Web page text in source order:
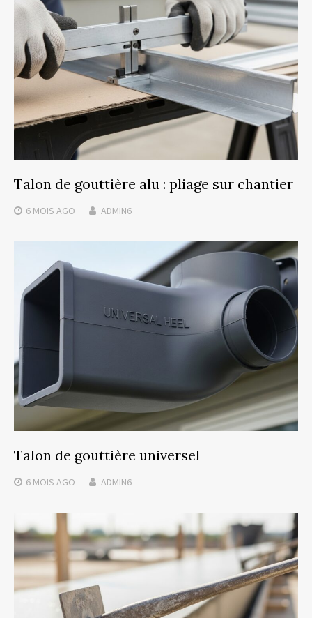
Talon de gouttière alu : pliage sur chantier
6 MOIS AGO ADMIN6
Talon de gouttière universel
6 MOIS AGO ADMIN6